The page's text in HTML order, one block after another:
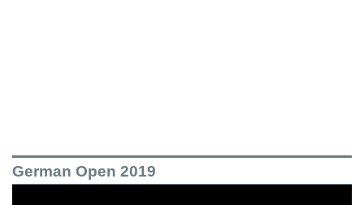
German Open 2019